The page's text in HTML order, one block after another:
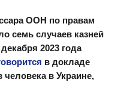
ООН по правам
семь случаев казней
2023 года
в докладе
человека в Украине,